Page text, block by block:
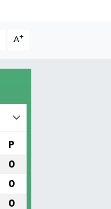
A+
P
0
0
0